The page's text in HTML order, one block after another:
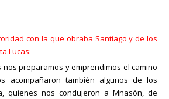
con la que obraba Santiago y de los
Lucas:
preparamos y emprendimos el camino
acompañaron también algunos de los
quienes nos condujeron a Mnasón, de